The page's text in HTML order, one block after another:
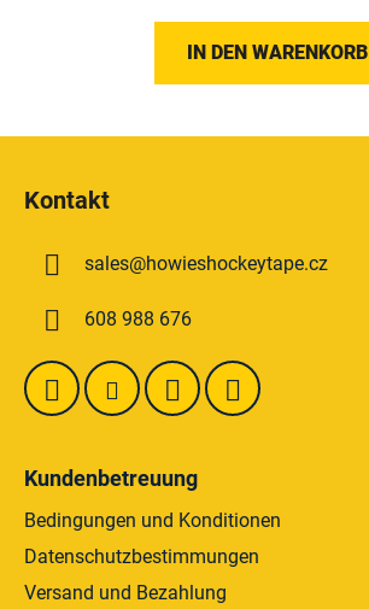
IN DEN WARENKORB
Kontakt
sales@howieshockeytape.cz
608 988 676
Kundenbetreuung
Bedingungen und Konditionen
Datenschutzbestimmungen
Versand und Bezahlung